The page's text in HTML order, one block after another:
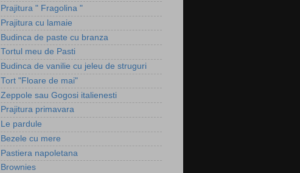
Prajitura " Fragolina "
Prajitura cu lamaie
Budinca de paste cu branza
Tortul meu de Pasti
Budinca de vanilie cu jeleu de struguri
Tort "Floare de mai"
Zeppole sau Gogosi italienesti
Prajitura primavara
Le pardule
Bezele cu mere
Pastiera napoletana
Brownies